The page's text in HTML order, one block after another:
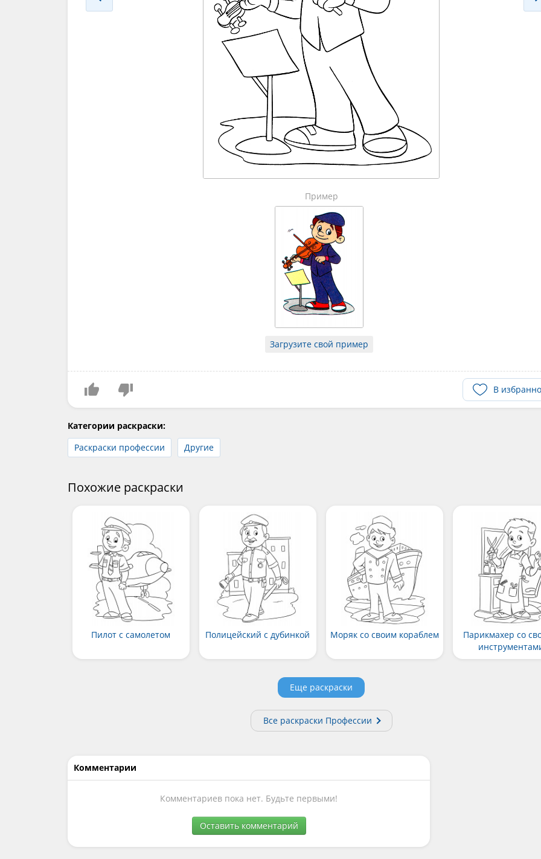
Пример
Загрузите свой пример
В
Категории раскраски:
Раскраски профессии
Другие
Похожие раскраски
Пилот с самолетом Полицейский с дубинкой Моряк со своим кораблем
Парикмахер со
Еще раскраски
Все раскраски Профессии
Комментарии
Комментариев пока нет. Будьте первыми!
Оставить комментарий